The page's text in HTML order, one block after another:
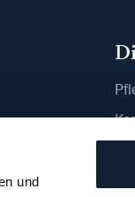
und